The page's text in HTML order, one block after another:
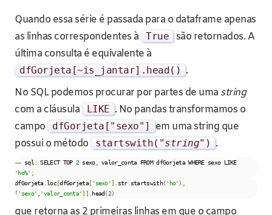
Quando essa série é passada para o dataframe apenas
as linhas correspondentes à True
são retornados. A
última consulta é equivalente à
dfGorjeta [~is_jantar]. head () .
No SQL podemos procurar por partes de umastring
com a cláusula
LIKE . No pandas transformamos o
campo
dfGorjeta [ "sexo" ]
em uma string que
possui o método
startswith( "string" ) .
–– sql : SELECT TOP 2 sexo,
valor_conta FROM dfGorjeta WHERE sexo LIKE
'ho%' ;
dfGorjeta.loc[dfGorjeta['sexo']. str. startswith('ho' ),
['sexo' 'valor_conta']]. head(2)
que retorna as 2 primeiras linhas em que o campo